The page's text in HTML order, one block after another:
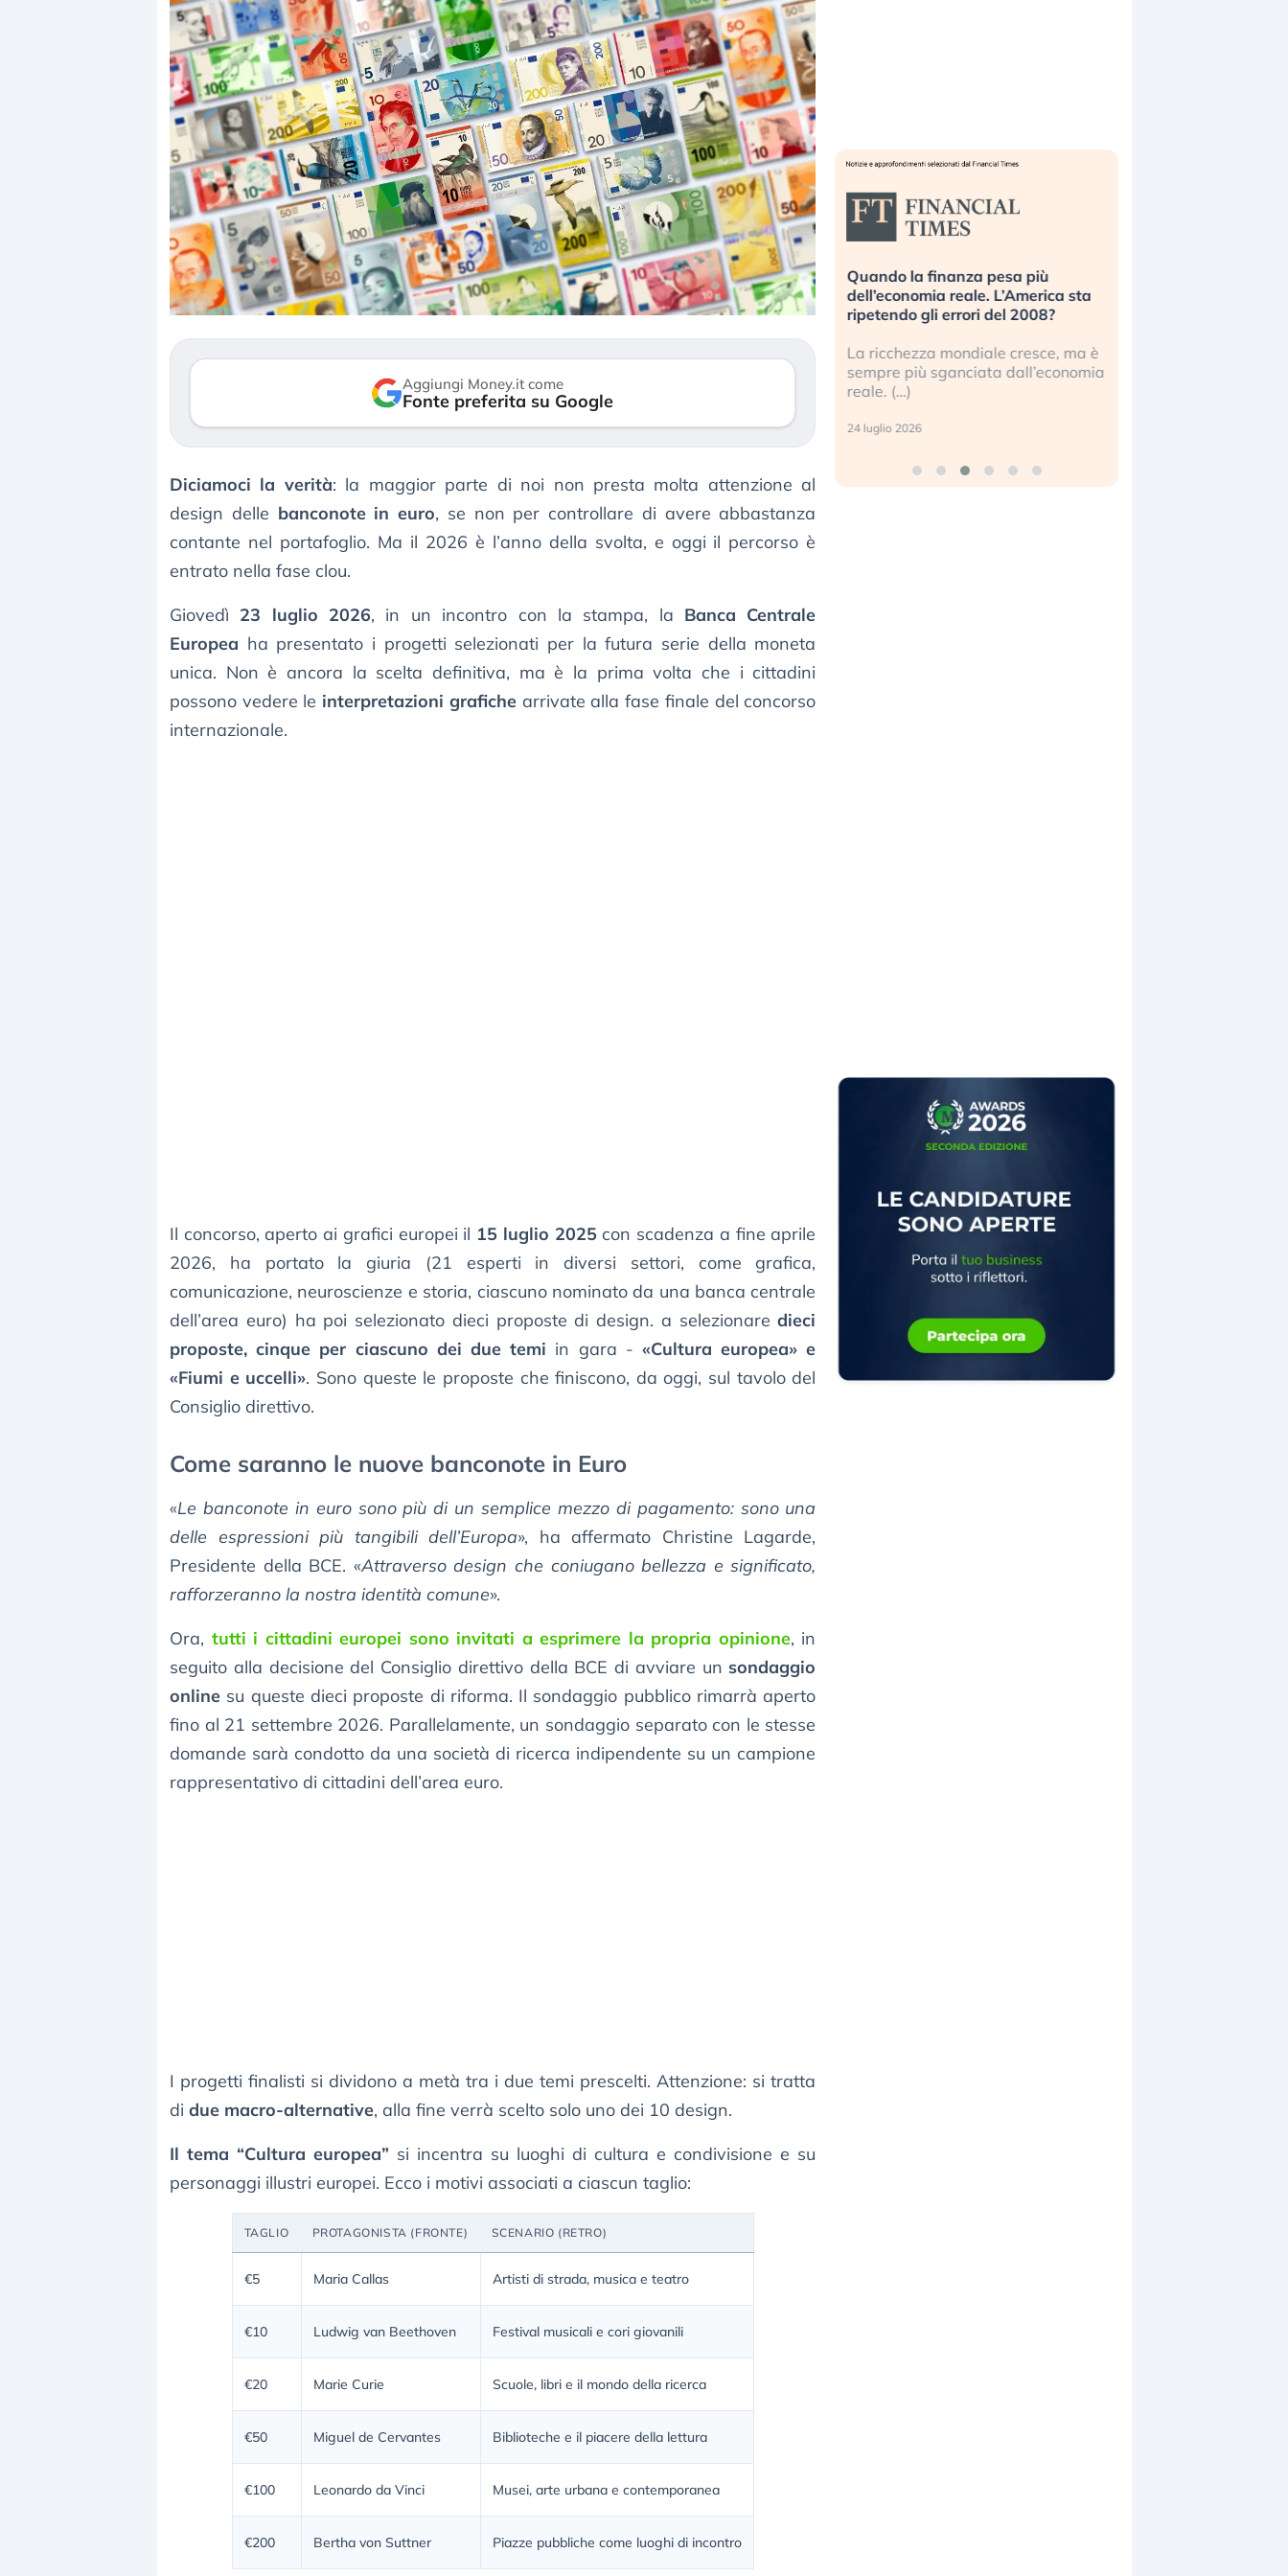
Aggiungi Money.it come
Fonte preferita su Google
Diciamoci la verità: la maggior parte di noi non presta molta attenzione al
design delle banconote in euro, se non per controllare di avere abbastanza
contante nel portafoglio. Ma il 2026 è l’anno della svolta, e oggi il percorso è
entrato nella fase clou.
Giovedì 23 luglio 2026, in un incontro con la stampa, la Banca Centrale
Europea ha presentato i progetti selezionati per la futura serie della moneta
unica. Non è ancora la scelta definitiva, ma è la prima volta che i cittadini
possono vedere le interpretazioni grafichearrivate alla fase finale del concorso
internazionale.
Il concorso, aperto ai grafici europei il 15 luglio 2025 con scadenza a fine aprile
2026, ha portato la giuria (21 esperti in diversi settori, come grafica,
comunicazione, neuroscienze e storia, ciascuno nominato da una banca centrale
dell’area euro) ha poi selezionato dieci proposte di design. a selezionaredieci
proposte, cinque per ciascuno dei due temi in gara - «Cultura europea» e
«Fiumi e uccelli». Sono queste le proposte che finiscono, da oggi, sul tavolo del
Consiglio direttivo.
Come saranno le nuove banconote in Euro
«Le banconote in euro sono più di un semplice mezzo di pagamento: sono una
delle espressioni più tangibili dell’Europa», ha affermato Christine Lagarde,
Presidente della BCE. «Attraverso design che coniugano bellezza e significato,
rafforzeranno la nostra identità comune».
Ora, tutti i cittadini europei sono invitati a esprimere la propria opinione, in
seguito alla decisione del Consiglio direttivo della BCE di avviare un sondaggio
online su queste dieci proposte di riforma. Il sondaggio pubblico rimarrà aperto
fino al 21 settembre 2026. Parallelamente, un sondaggio separato con le stesse
domande sarà condotto da una società di ricerca indipendente su un campione
rappresentativo di cittadini dell’area euro.
I progetti finalisti si dividono a metà tra i due temi prescelti. Attenzione: si tratta
di due macro-alternative, alla fine verrà scelto solo uno dei 10 design.
Il tema “Cultura europea” si incentra su luoghi di cultura e condivisione e su
personaggi illustri europei. Ecco i motivi associati a ciascun taglio:
TAGLIO PROTAGONISTA (FRONTE) SCENARIO (RETRO)
€5 Maria Callas Artisti di strada, musica e teatro
€10 Ludwig van Beethoven Festival musicali e cori giovanili
€20 Marie Curie Scuole, libri e il mondo della ricerca
€50 Miguel de Cervantes Biblioteche e il piacere della lettura
€100 Leonardo da Vinci Musei, arte urbana e contemporanea
€200 Bertha von Suttner Piazze pubbliche come luoghi di incontro
Dalle valutazioni estreme alla
correzione. Cosa sta guidando il
repricing degli asset?
3 agosto 2026
«La mia vita è rovinata». Investitori
in preda al panico dopo lo scoppio
della bolla AI
Kospi, mentre gli investitori retail (…)
30 luglio 2026
Quando la finanza pesa più
dell’economia reale. L’America sta
ripetendo gli errori del 2008?
La ricchezza mondiale cresce, ma è
sempre più sganciata dall’economia
reale. (…)
24 luglio 2026